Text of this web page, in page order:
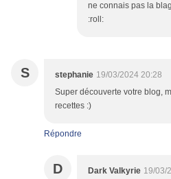
ne connais pas la
:roll:
S stephanie 19/03/2024 20:28
Super découverte votre blog,
recettes :)
Répondre
D Dark Valkyrie 19/03/